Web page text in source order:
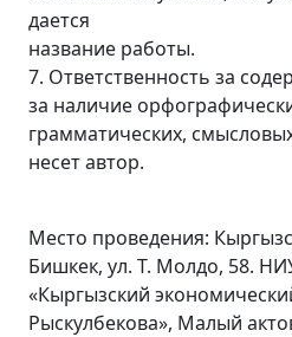
дается
название работы.
7. Ответственность за
за наличие
грамматических,
несет автор.
Место проведения:
Бишкек, ул. Т. Молдо, 58.
«Кыргызский
Рыскулбекова», Малый